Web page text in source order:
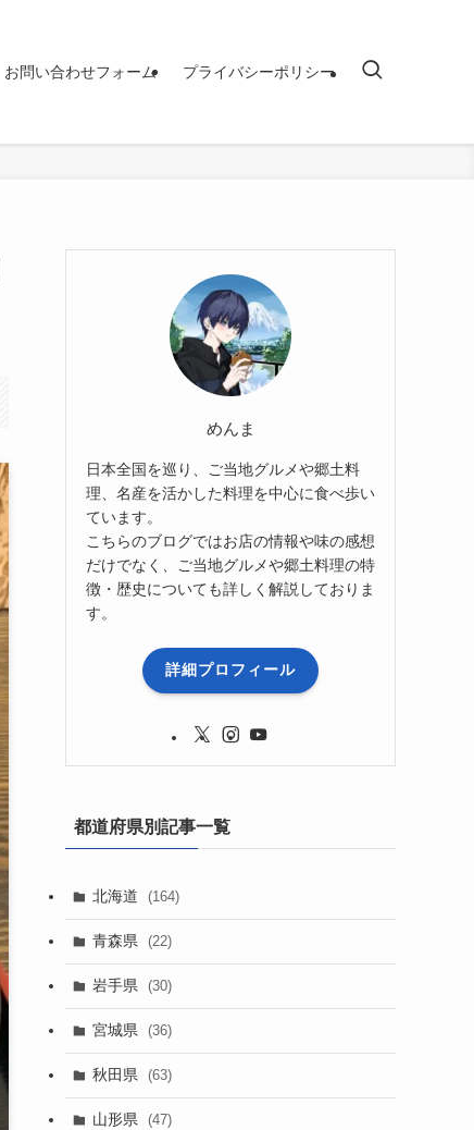
お問い合わせフォーム プライバシーポリシー
めんま
日本全国を巡り、ご当地グルメや郷土料
理、名産を活かした料理を中心に食べ歩い
ています。
こちらのブログではお店の情報や味の感想
だけでなく、ご当地グルメや郷土料理の特
徴・歴史についても詳しく解説しておりま
す。
詳細プロフィール
都道府県別記事一覧
北海道 (164)
青森県 (22)
岩手県 (30)
宮城県 (36)
秋田県 (63)
山形県 (47)